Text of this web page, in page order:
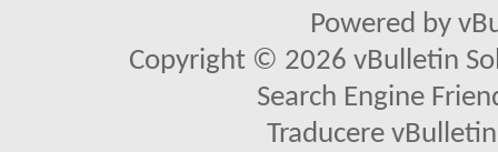
Powered by
Copyright © 2026 vBulletin
Search Engine
Traducere